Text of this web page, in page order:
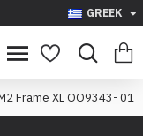
GREEK
Frame XL OO9343- 01